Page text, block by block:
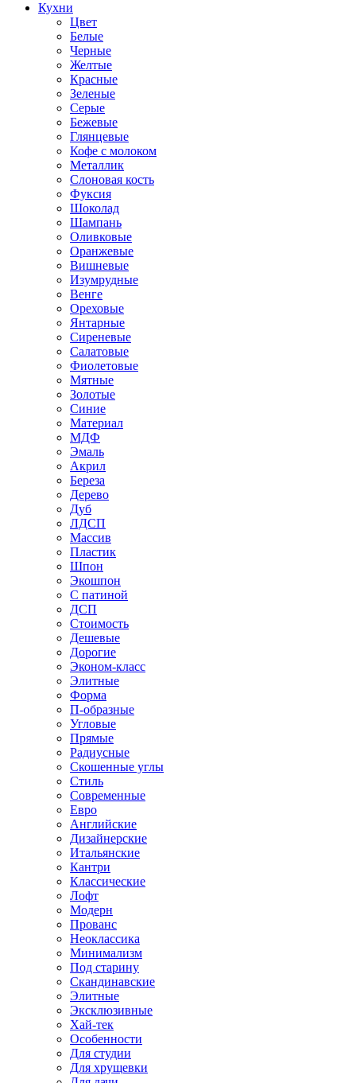
Кухни
Цвет
Белые
Черные
Желтые
Красные
Зеленые
Серые
Бежевые
Глянцевые
Кофе с молоком
Металлик
Слоновая кость
Фуксия
Шоколад
Шампань
Оливковые
Оранжевые
Вишневые
Изумрудные
Венге
Ореховые
Янтарные
Сиреневые
Салатовые
Фиолетовые
Мятные
Золотые
Синие
Материал
МДФ
Эмаль
Акрил
Береза
Дерево
Дуб
ЛДСП
Массив
Пластик
Шпон
Экошпон
С патиной
ДСП
Стоимость
Дешевые
Дорогие
Эконом-класс
Элитные
Форма
П-образные
Угловые
Прямые
Радиусные
Скошенные углы
Стиль
Современные
Евро
Английские
Дизайнерские
Итальянские
Кантри
Классические
Лофт
Модерн
Прованс
Неоклассика
Минимализм
Под старину
Скандинавские
Элитные
Эксклюзивные
Хай-тек
Особенности
Для студии
Для хрущевки